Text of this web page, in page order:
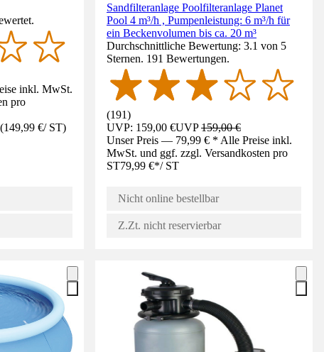
inkl. MwSt.
pro
(149,99 €/ ST)
Sandfilteranlage Poolfilteranlage Planet
Pool 4 m³/h , Pumpenleistung: 6 m³/h für
ein Beckenvolumen bis ca. 20 m³
Durchschnittliche Bewertung: 3.1 von 5
Sternen. 191 Bewertungen.
(191)
UVP: 159,00 €UVP159,00 €
Unser Preis — 79,99 € * Alle Preise inkl.
MwSt. und ggf. zzgl. Versandkosten pro
ST79,99 €*/ ST
Nicht online bestellbar
Z.Zt. nicht reservierbar